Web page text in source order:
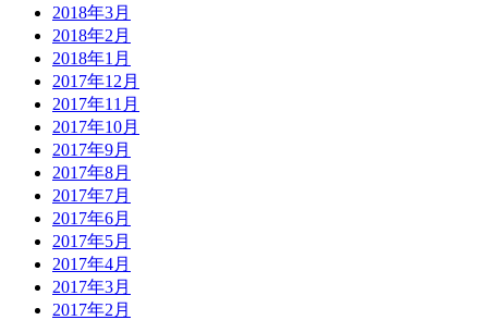
2018年3月
2018年2月
2018年1月
2017年12月
2017年11月
2017年10月
2017年9月
2017年8月
2017年7月
2017年6月
2017年5月
2017年4月
2017年3月
2017年2月